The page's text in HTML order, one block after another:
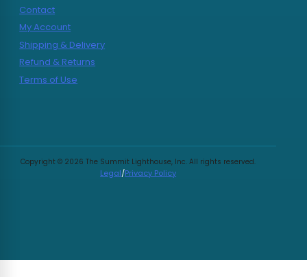
Contact
My Account
Shipping & Delivery
Refund & Returns
Terms of Use
Copyright © 2026 The Summit Lighthouse, Inc. All rights reserved.
Legal/Privacy Policy